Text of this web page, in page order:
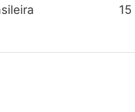
15